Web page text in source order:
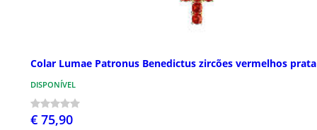
Colar Lumae Patronus Benedictus zircões vermelhos
DISPONÍVEL
€ 75,90